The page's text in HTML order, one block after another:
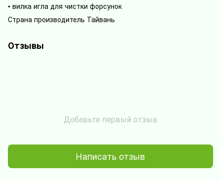
• вилка игла для чистки форсунок
Страна производитель Тайвань
Отзывы
Добавьте первый отзыв
Написать отзыв